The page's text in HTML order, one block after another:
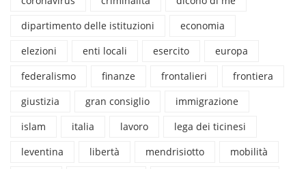
dipartimento delle istituzioni
economia
elezioni
enti locali esercito
europa
federalismo
finanze frontalieri
frontiera
giustizia
gran consiglio
immigrazione
islam
italia lavoro
lega dei ticinesi
leventina
libertà mendrisiotto
mobilità